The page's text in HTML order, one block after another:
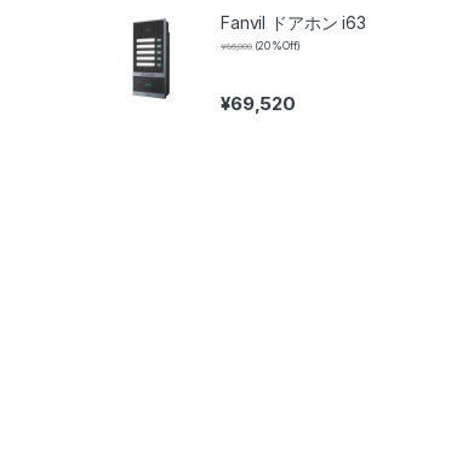
Fanvil ドアホン i63
¥86,900 (20 %Off)
¥69,520